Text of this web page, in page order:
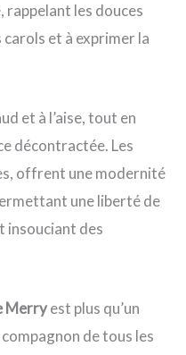
rappelant les douces
et à exprimer la
et à l’aise, tout en
décontractée. Les
offrent une modernité
une liberté de
insouciant des
Merryest plus qu’un
de tous les